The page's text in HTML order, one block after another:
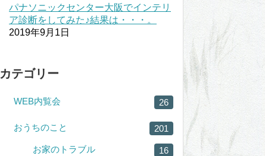
パナソニックセンター大阪でインテリ
ア診断をしてみた♪結果は・・・。
2019年9月1日
カテゴリー
WEB内覧会 26
おうちのこと 201
お家のトラブル 16